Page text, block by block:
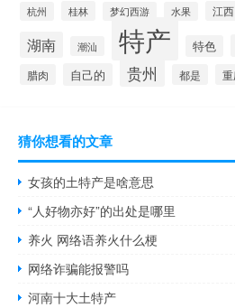
杭州 桂林 梦幻西游 水果 江西
湖南 潮汕 特产 特色
腊肉 自己的 贵州 都是
猜你想看的文章
女孩的土特产是啥意思
“人好物亦好”的出处是哪里
养火 网络语养火什么梗
网络诈骗能报警吗
河南十大土特产